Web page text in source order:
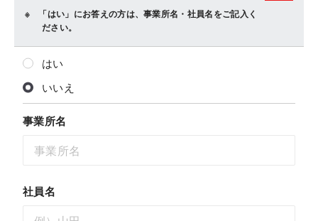
「はい」にお答えの方は、事業所名・社員名をご記入く
ださい。
はい
いいえ
事業所名
社員名